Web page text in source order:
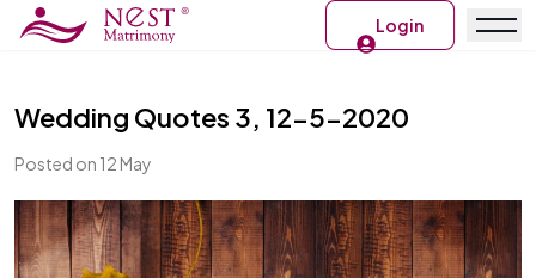
Login
Wedding Quotes 3, 12-5-2020
Posted on 12 May